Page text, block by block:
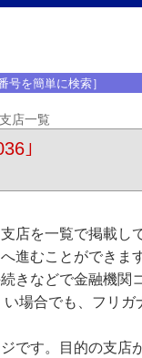
号を簡単に検索］
店一覧
｣
店を一覧で掲載し
進むことができます
きなどで金融機関
場合でも、フリガ
です。目的の支店